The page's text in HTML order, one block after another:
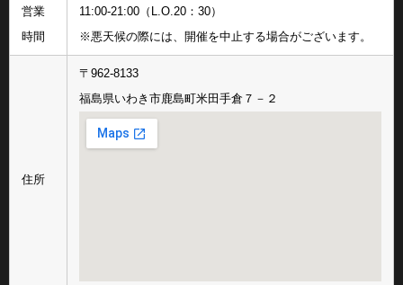
営業
時間
11:00-21:00（L.O.20：30）
※悪天候の際には、開催を中止する場合がございます。
住所
〒962-8133
福島県いわき市鹿島町米田手倉７－２